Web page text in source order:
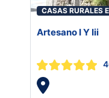
CASAS RURALES
Artesano I Y Iii